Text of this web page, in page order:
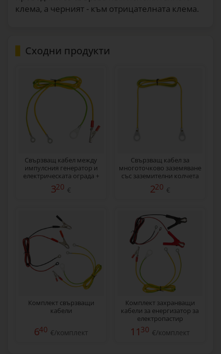
клема, а черният - към отрицателната клема.
Сходни продукти
Свързващ кабел между
импулсния генератор и
електрическата ограда +
кабел за заземяване
320 €
Свързващ кабел за
многоточково заземяване
със заземителни колчета
M12
220 €
Комплект свързващи
кабели
640 €/комплект
Комплект захранващи
кабели за енергизатор за
електропастир
11 30 €/комплект